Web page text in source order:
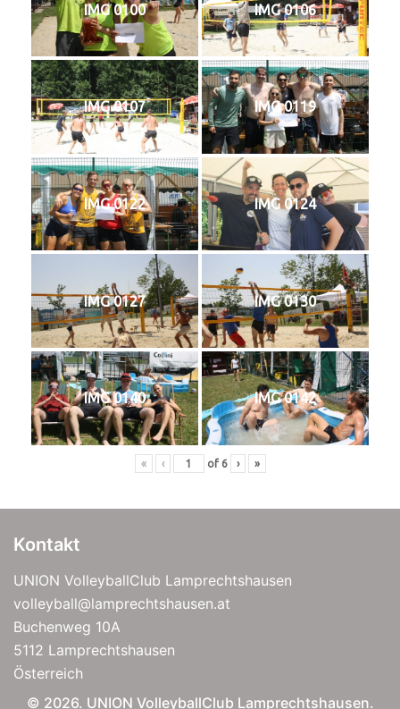
IMG 0100 IMG 0106
IMG 0107 IMG 0119
IMG 0122 IMG 0124
IMG 0127 IMG 0130
IMG 0140 IMG 0142
« ‹ of 6 › »
Kontakt
UNION VolleyballClub Lamprechtshausen
volleyball@lamprechtshausen.at
Buchenweg 10A
5112 Lamprechtshausen
Österreich
© 2026. UNION VolleyballClub Lamprechtshausen.